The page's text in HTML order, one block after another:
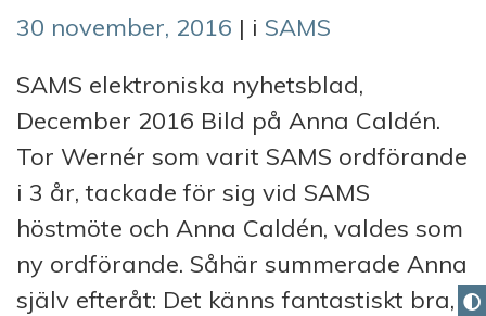
30 november, 2016 | i SAMS
SAMS elektroniska nyhetsblad,
December 2016 Bild på Anna Caldén.
Tor Wernér som varit SAMS ordförande
i 3 år, tackade för sig vid SAMS
höstmöte och Anna Caldén, valdes som
ny ordförande. Såhär summerade Anna
själv efteråt: Det känns fantastiskt bra,